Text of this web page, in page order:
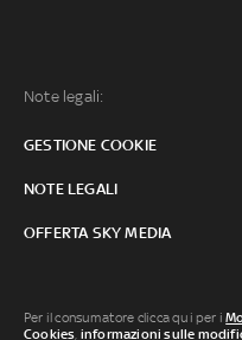
Note legali:
GESTIONE COOKIE
NOTE LEGALI
OFFERTA SKY MEDIA
Per il consumatore clicca qui per i
Cookies, informazioni sulle